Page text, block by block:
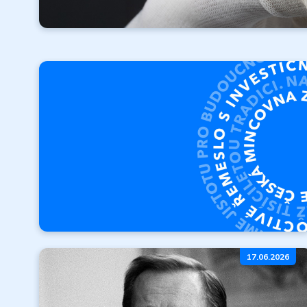
Investiční
Investiční mince Český lev
O České mincovně
Kdo jsme? Kde jsme
začali a kam směřujeme?
17.06.2026